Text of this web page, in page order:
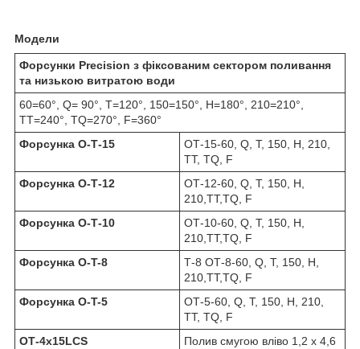
Модели
Форсунки Precision з фіксованим сектором поливання
та низькою витратою води
60=60°, Q= 90°, T=120°, 150=150°, H=180°, 210=210°,
TT=240°, TQ=270°, F=360°
Форсунка O‐T‐15
OT‐15‐60, Q, T, 150, H, 210,
TT, TQ, F
Форсунка O‐T‐12
OT‐12‐60, Q, T, 150, H,
210,TT,TQ, F
Форсунка O‐T‐10
OT‐10‐60, Q, T, 150, H,
210,TT,TQ, F
Форсунка O-T-8
T‐8 OT‐8‐60, Q, T, 150, H,
210,TT,TQ, F
Форсунка O-T-5
OT‐5‐60, Q, T, 150, H, 210,
TT, TQ, F
OT‐4x15LCS
Полив смугою вліво 1,2 х 4,6